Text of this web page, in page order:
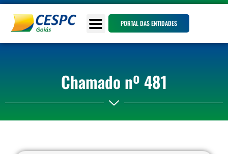
PORTAL DAS ENTIDADES
Chamado nº 481